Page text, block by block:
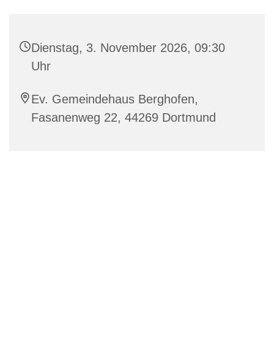
Dienstag, 3. November 2026, 09:30
Uhr
Ev. Gemeindehaus Berghofen,
Fasanenweg 22, 44269 Dortmund